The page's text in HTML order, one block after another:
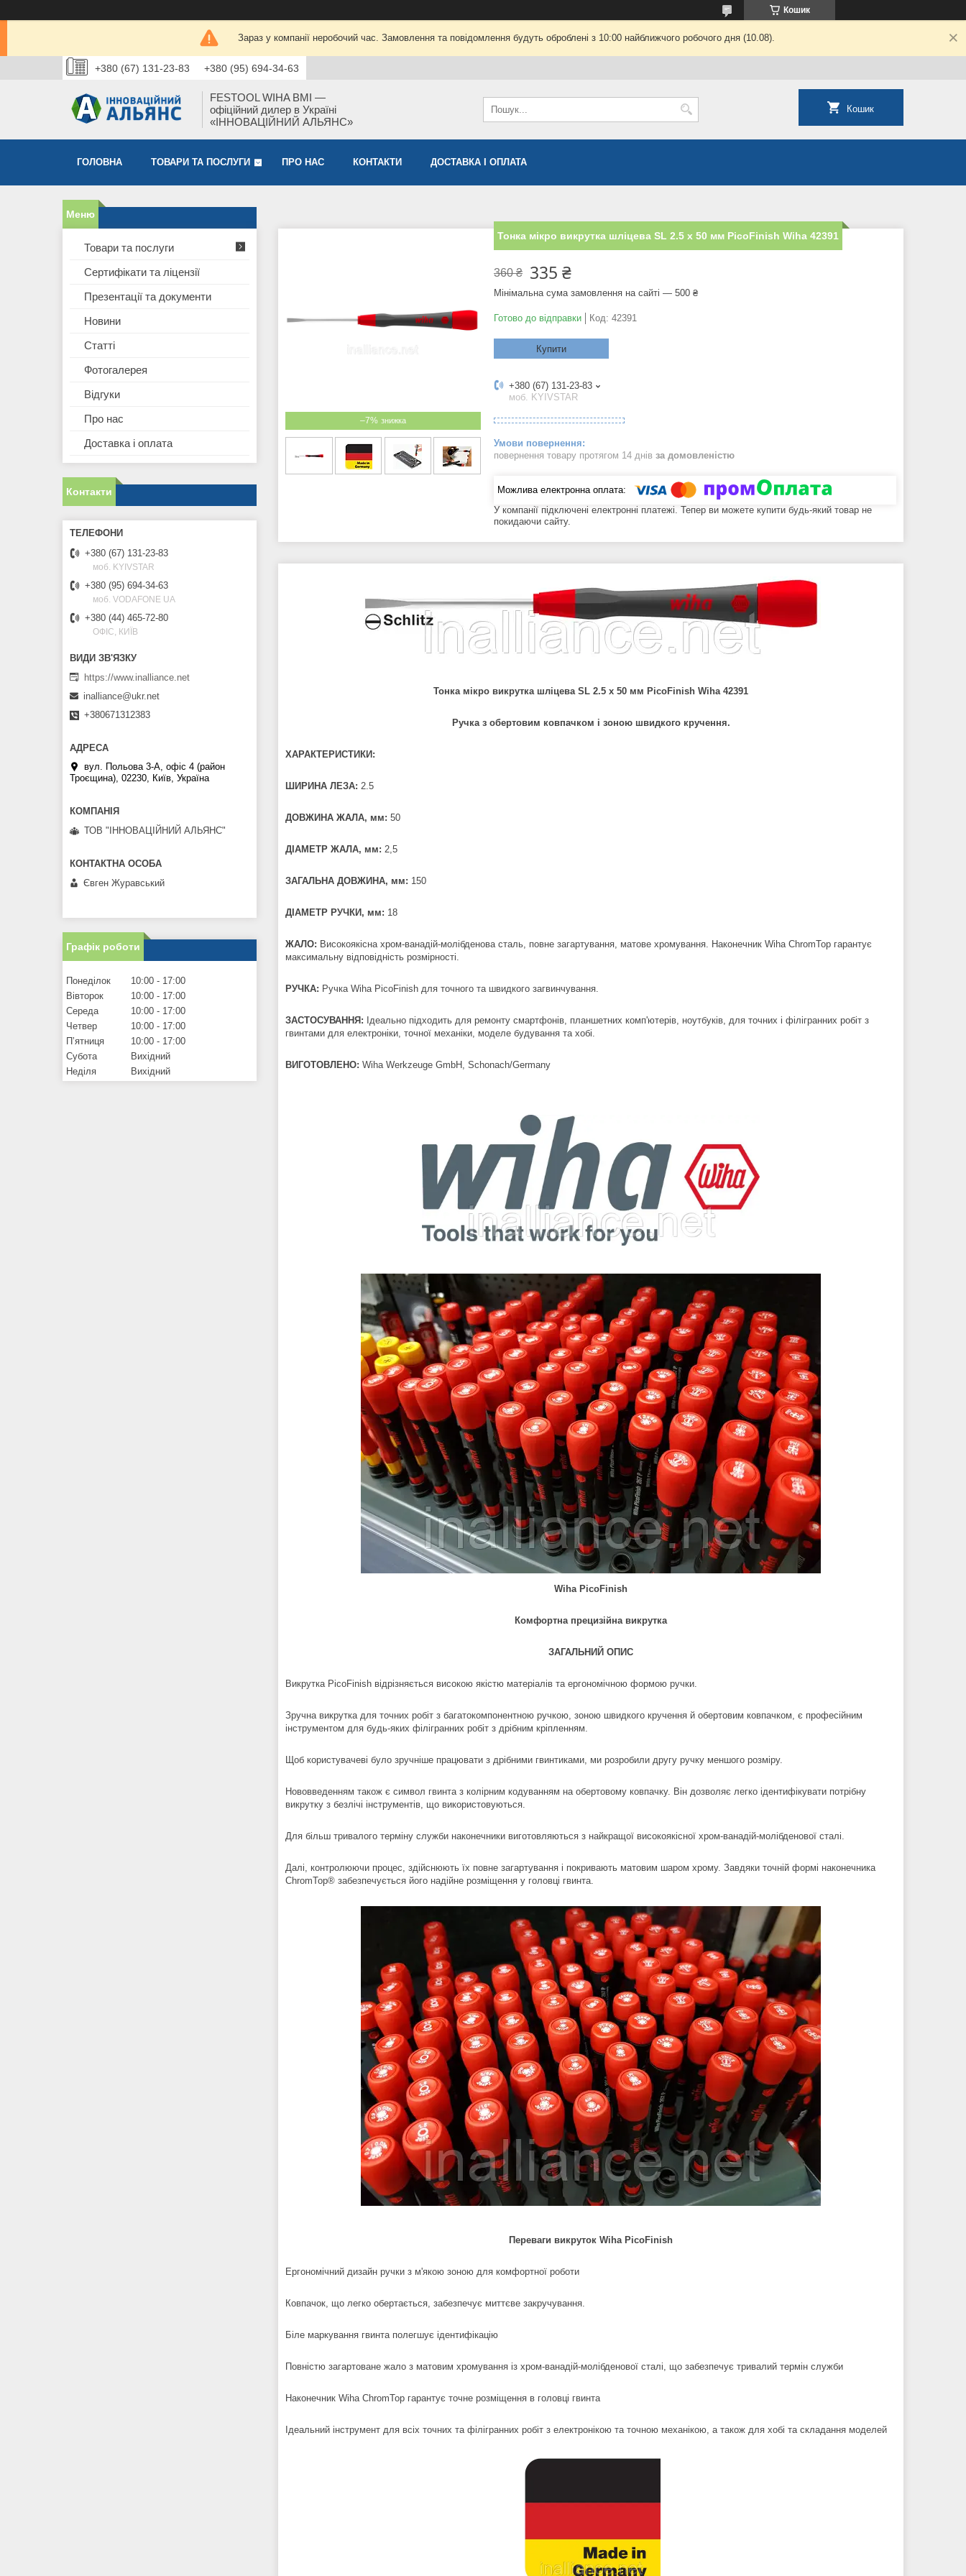
Кошик
Зараз у компанії неробочий час. Замовлення та повідомлення будуть оброблені з 10:00 найближчого робочого дня (10.08).
+380 (67) 131-23-83 +380 (95) 694-34-63
FESTOOL WIHA BMI —
офіційний дилер в Україні
«ІННОВАЦІЙНИЙ АЛЬЯНС»
Кошик
ГОЛОВНА ТОВАРИ ТА ПОСЛУГИ ПРО НАС КОНТАКТИ ДОСТАВКА І ОПЛАТА
–7%
Тонка мікро викрутка шліцева SL 2.5 х 50 мм PicoFinish Wiha 42391
360 ₴ 335 ₴
Мінімальна сума замовлення на сайті — 500 ₴
Готово до відправки Код: 42391
Купити
+380 (67) 131-23-83
моб. KYIVSTAR
повернення товару протягом 14 днів за домовленістю
У компанії підключені електронні платежі. Тепер ви можете купити будь-який товар не
покидаючи сайту.
Тонка мікро викрутка шліцева SL 2.5 х 50 мм PicoFinish Wiha 42391
Ручка з обертовим ковпачком і зоною швидкого кручення.
ХАРАКТЕРИСТИКИ:
ШИРИНА ЛЕЗА: 2.5
ДОВЖИНА ЖАЛА, мм: 50
ДІАМЕТР ЖАЛА, мм: 2,5
ЗАГАЛЬНА ДОВЖИНА, мм: 150
ДІАМЕТР РУЧКИ, мм: 18
ЖАЛО: Високоякісна хром-ванадій-молібденова сталь, повне загартування, матове хромування. Наконечник Wiha ChromTop гарантує
максимальну відповідність розмірності.
РУЧКА: Ручка Wiha PicoFinish для точного та швидкого загвинчування.
ЗАСТОСУВАННЯ: Ідеально підходить для ремонту смартфонів, планшетних комп'ютерів, ноутбуків, для точних і філігранних робіт з
гвинтами для електроніки, точної механіки, моделе будування та хобі.
ВИГОТОВЛЕНО: Wiha Werkzeuge GmbH, Schonach/Germany
Wiha PicoFinish
Комфортна прецизійна викрутка
ЗАГАЛЬНИЙ ОПИС
Викрутка PicoFinish відрізняється високою якістю матеріалів та ергономічною формою ручки.
Зручна викрутка для точних робіт з багатокомпонентною ручкою, зоною швидкого кручення й обертовим ковпачком, є професійним
інструментом для будь-яких філігранних робіт з дрібним кріпленням.
Щоб користувачеві було зручніше працювати з дрібними гвинтиками, ми розробили другу ручку меншого розміру.
Нововведенням також є символ гвинта з колірним кодуванням на обертовому ковпачку. Він дозволяє легко ідентифікувати потрібну
викрутку з безлічі інструментів, що використовуються.
Для більш тривалого терміну служби наконечники виготовляються з найкращої високоякісної хром-ванадій-молібденової сталі.
Далі, контролюючи процес, здійснюють їх повне загартування і покривають матовим шаром хрому. Завдяки точній формі наконечника
ChromTop® забезпечується його надійне розміщення у головці гвинта.
Переваги викруток Wiha PicoFinish
Ергономічний дизайн ручки з м'якою зоною для комфортної роботи
Ковпачок, що легко обертається, забезпечує миттєве закручування.
Біле маркування гвинта полегшує ідентифікацію
Повністю загартоване жало з матовим хромування із хром-ванадій-молібденової сталі, що забезпечує тривалий термін служби
Наконечник Wiha ChromTop гарантує точне розміщення в головці гвинта
Ідеальний інструмент для всіх точних та філігранних робіт з електронікою та точною механікою, а також для хобі та складання моделей
Товари та послуги
Сертифікати та ліцензії
Презентації та документи
Новини
Статті
Фотогалерея
Відгуки
Про нас
Доставка і оплата
Контакти
+380 (67) 131-23-83
моб. KYIVSTAR
+380 (95) 694-34-63
моб. VODAFONE UA
+380 (44) 465-72-80
ОФІС, КИЇВ
https://www.inalliance.net
inalliance@ukr.net
+380671312383
вул. Польова 3-А, офіс 4 (район
Троєщина), 02230, Київ, Україна
ТОВ "ІННОВАЦІЙНИЙ АЛЬЯНС"
Євген Журавський
Графік роботи
Понеділок 10:00
17:00
Вівторок
10:00
17:00
Середа
10:00
17:00
Четвер
10:00
17:00
Пʼятниця
10:00
17:00
Субота
Вихідний
Неділя
Вихідний